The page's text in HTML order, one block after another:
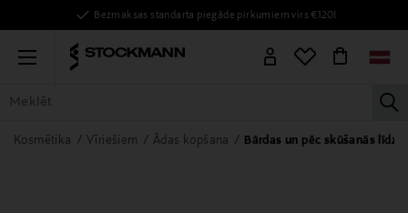
Bezmaksas standarta piegāde pirkumiem virs €120!
Menu
VISAS PRECES SIEVIETĒM VĪRIEŠIEM BĒRNIEM MĀJAI
Kosmētika Vīriešiem Ādas kopšana Bārdas un pēc skūšanās